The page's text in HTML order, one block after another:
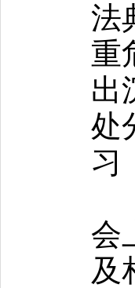
法
重
出
处
习
会
及